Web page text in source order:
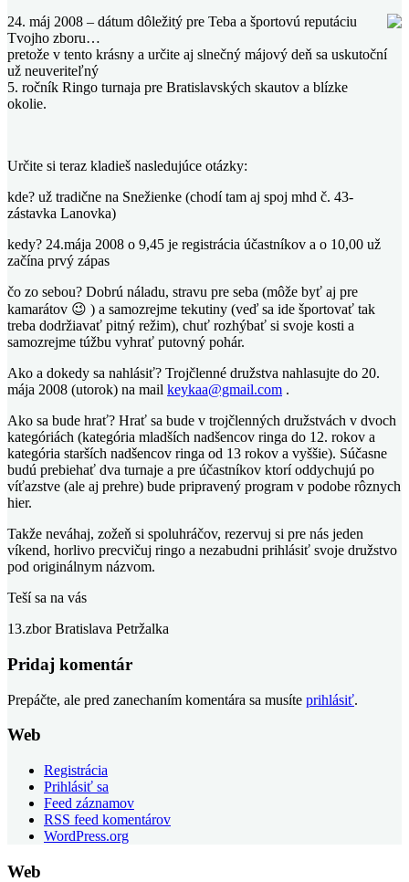
24. máj 2008 – dátum dôležitý pre Teba a športovú reputáciu
Tvojho zboru…
pretože v tento krásny a určite aj slnečný májový deň sa uskutoční
už neuveriteľný
5. ročník Ringo turnaja pre Bratislavských skautov a blízke
okolie.
Určite si teraz kladieš nasledujúce otázky:
kde? už tradične na Snežienke (chodí tam aj spoj mhd č. 43-
zástavka Lanovka)
kedy? 24.mája 2008 o 9,45 je registrácia účastníkov a o 10,00 už
začína prvý zápas
čo zo sebou? Dobrú náladu, stravu pre seba (môže byť aj pre
kamarátov 😉 ) a samozrejme tekutiny (veď sa ide športovať tak
treba dodržiavať pitný režim), chuť rozhýbať si svoje kosti a
samozrejme túžbu vyhrať putovný pohár.
Ako a dokedy sa nahlásiť? Trojčlenné družstva nahlasujte do 20.
mája 2008 (utorok) na mail keykaa@gmail.com .
Ako sa bude hrať? Hrať sa bude v trojčlenných družstvách v dvoch
kategóriách (kategória mladších nadšencov ringa do 12. rokov a
kategória starších nadšencov ringa od 13 rokov a vyššie). Súčasne
budú prebiehať dva turnaje a pre účastníkov ktorí oddychujú po
víťazstve (ale aj prehre) bude pripravený program v podobe rôznych
hier.
Takže neváhaj, zožeň si spoluhráčov, rezervuj si pre nás jeden
víkend, horlivo precvičuj ringo a nezabudni prihlásiť svoje družstvo
pod originálnym názvom.
Teší sa na vás
13.zbor Bratislava Petržalka
Pridaj komentár
Prepáčte, ale pred zanechaním komentára sa musíte prihlásiť.
Web
Registrácia
Prihlásiť sa
Feed záznamov
RSS feed komentárov
WordPress.org
Web